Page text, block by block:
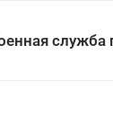
служба